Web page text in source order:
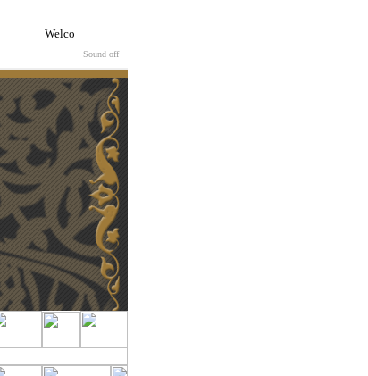
Welcome to Nabil Kassis's website www.qanuns.com... here you
Sound off